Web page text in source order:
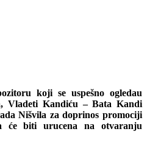
koji se uspešno ogledau
Vladeti Kandiću – Bata Kandi
Nišvila za doprinos promociji
će biti urucena na otvaranju